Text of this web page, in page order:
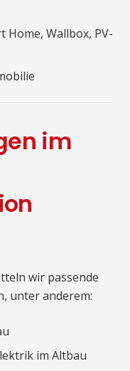
Home, Wallbox, PV-
im
wir passende
unter anderem:
im Altbau